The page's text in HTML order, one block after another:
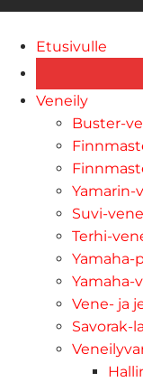
Etusivulle
Veneily
Buster-
Yamarin-
Suvi-
Terhi-
Yamaha-
Yamaha-
Vene- ja
Savorak-